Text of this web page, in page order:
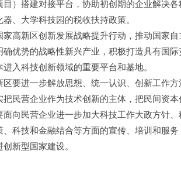
）搭建对接平台，协助初创期的企业解决
、大学科技园的税收扶持政策。
家高新区创新发展战略提升行动，推动国家
优势的战略性新兴产业，积极打造具有国
入科技创新领域的重要平台和基地。
区要进一步解放思想、统一认识、创新工作
民营企业作为技术创新的主体，把民间资
向民营企业进一步加大科技工作大政方针
科技和金融结合等方面的宣传、培训和服
新型国家建设。